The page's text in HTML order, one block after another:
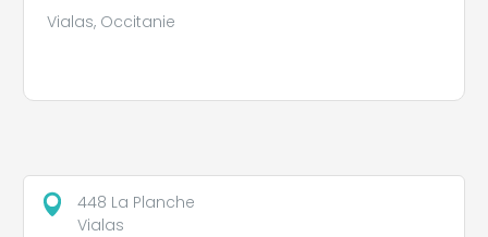
Vialas, Occitanie
448 La Planche
Vialas